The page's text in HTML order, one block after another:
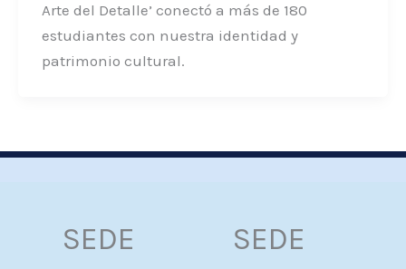
Arte del Detalle’ conectó a más de 180
estudiantes con nuestra identidad y
patrimonio cultural.
SEDE
SEDE